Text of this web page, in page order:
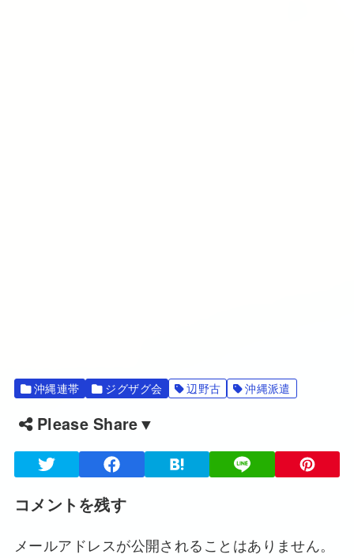
沖縄連帯 ジグザグ会 辺野古 沖縄派遣
Please Share▼
コメントを残す
メールアドレスが公開されることはありません。